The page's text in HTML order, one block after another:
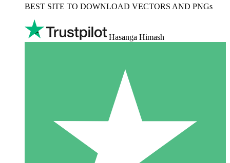
BEST SITE TO DOWNLOAD VECTORS AND PNGs
Hasanga Himash